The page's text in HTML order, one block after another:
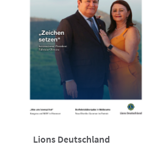
Lions Deutschland